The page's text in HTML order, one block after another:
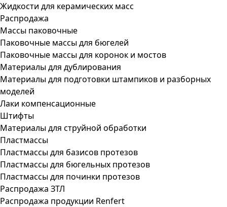
Жидкости для керамических масс
Распродажа
Массы паковочные
Паковочные массы для бюгелей
Паковочные массы для коронок и мостов
Материалы для дублирования
Материалы для подготовки штампиков и разборных
моделей
Лаки компенсационные
Штифты
Материалы для струйной обработки
Пластмассы
Пластмассы для базисов протезов
Пластмассы для бюгельных протезов
Пластмассы для починки протезов
Распродажа ЗТЛ
Распродажа продукции Renfert